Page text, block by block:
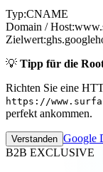
Typ:CNAME
Domain / Host:
Zielwert:
💡 Tipp für die
Richten Sie eine
https://
perfekt ankommen.
Verstanden Google
B2B EXCLUSIVE